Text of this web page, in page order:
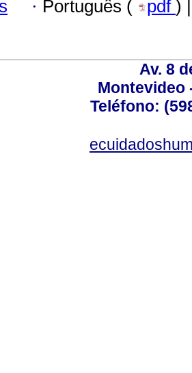
· Português ( pdf )
Av. 8
Montevideo
Teléfono: